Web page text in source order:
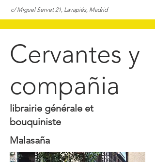
c/ Miguel Servet 21, Lavapiés, Madrid
Cervantes y
compañia
librairie générale et
bouquiniste
Malasaña